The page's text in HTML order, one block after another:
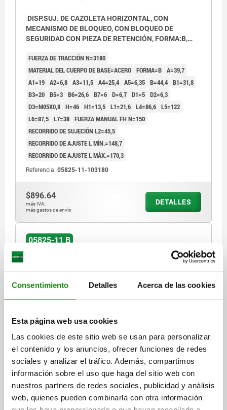
Consentimiento Detalles Acerca de las cookies
Esta página web usa cookies
Las cookies de este sitio web se usan para personalizar
el contenido y los anuncios, ofrecer funciones de redes
sociales y analizar el tráfico. Además, compartimos
información sobre el uso que haga del sitio web con
nuestros partners de redes sociales, publicidad y análisis
web, quienes pueden combinarla con otra información
DISP.SUJ. DE CAZOLETA HORIZONTAL, CON
MECANISMO DE BLOQUEO, CON BLOQUEO DE
SEGURIDAD CON PIEZA DE RETENCIÓN, FORMA:B,
RESISTENTE AL ACEITE
FUERZA DE TRACCIÓN N=3180
MATERIAL DEL CUERPO DE BASE=ACERO FORMA=B A=39,7
A1=19 A2=6,8 A3=11,5 A4=25,4 A5=6,35 B=44,4 B1=31,8
B3=20 B5=3 B6=26,6 B7=6 D=6,7 D1=5 D2=6,3
D3=M05X0,8 H=46 H1=13,5 L1=21,6 L4=86,6 L5=122
L6=87,5 L7=38 FUERZA MANUAL FH N=150
RECORRIDO DE SUJECIÓN L2=45,5
RECORRIDO DE AJUSTE L MÍN.=148,7
RECORRIDO DE AJUSTE L MÁX.=170,3
Referencia: 05825-11-103180
$896.64
más IVA.
más gastos de envío
DETALLES
05825-11 B
DISP.SUJ. DE CAZOLETA HORIZONTAL, CON
MECANISMO DE BLOQUEO, CON BLOQUEO DE
SEGURIDAD CON PIEZA DE RETENCIÓN, FORMA:B,
F1=3180, ACERO INOXIDABLE ACABADO NATURAL,
COMP:PLÁSTICO ROJO RESISTENTE AL ACEITE
FUERZA DE TRACCIÓN N=3180
MATERIAL DEL CUERPO DE BASE=ACERO INOXIDABLE
FORMA=B
A=39,7 A1=19 A2=6,8 A3=11,5 A4=25,4 A5=6,35 B=44,4
B1=31,8 B3=20 B5=3 B6=26,6 B7=6 D=6,7 D1=5
D2=6,3